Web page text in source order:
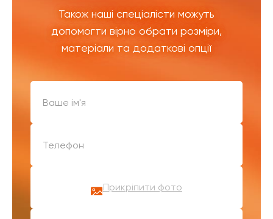
Також наші спеціалісти можуть
допомогти вірно обрати розміри,
матеріали та додаткові опції
Прикріпити фото